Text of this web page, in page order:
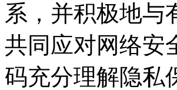
系，并积极地
共同应对网络安
码充分理解隐私保